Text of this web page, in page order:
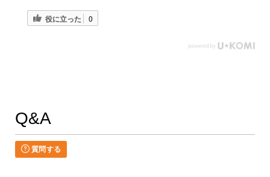
役に立った 0
Q&A
質問する